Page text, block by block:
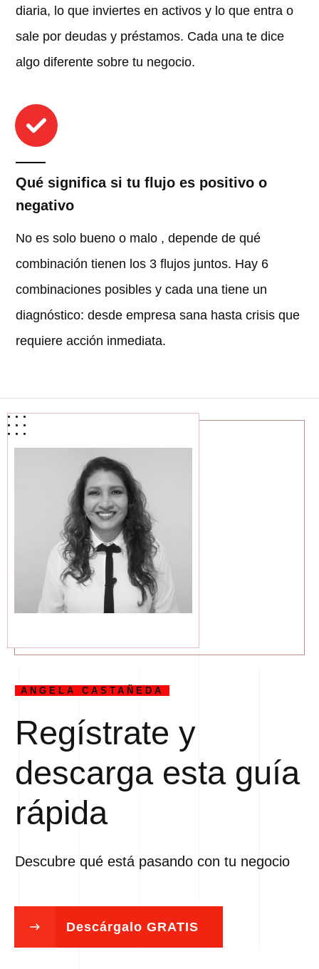
diaria, lo que inviertes en activos y lo que entra o
sale por deudas y préstamos. Cada una te dice
algo diferente sobre tu negocio.
Qué significa si tu flujo es positivo o
negativo
No es solo bueno o malo , depende de qué
combinación tienen los 3 flujos juntos. Hay 6
combinaciones posibles y cada una tiene un
diagnóstico: desde empresa sana hasta crisis que
requiere acción inmediata.
ANGELA CASTAÑEDA
Regístrate y
descarga esta guía
rápida
Descubre qué está pasando con tu negocio
Descárgalo GRATIS